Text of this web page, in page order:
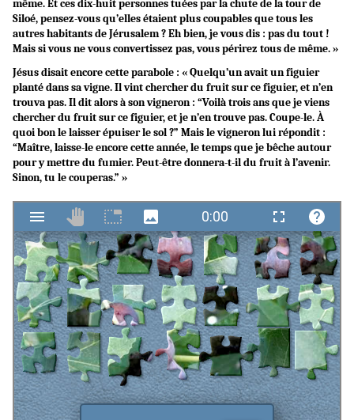
même. Et ces dix-huit personnes tuées par la chute de la tour de
Siloé, pensez-vous qu’elles étaient plus coupables que tous les
autres habitants de Jérusalem ? Eh bien, je vous dis : pas du tout !
Mais si vous ne vous convertissez pas, vous périrez tous de même. »
Jésus disait encore cette parabole : « Quelqu’un avait un figuier
planté dans sa vigne. Il vint chercher du fruit sur ce figuier, et n’en
trouva pas. Il dit alors à son vigneron : “Voilà trois ans que je viens
chercher du fruit sur ce figuier, et je n’en trouve pas. Coupe-le. À
quoi bon le laisser épuiser le sol ?” Mais le vigneron lui répondit :
“Maître, laisse-le encore cette année, le temps que je bêche autour
pour y mettre du fumier. Peut-être donnera-t-il du fruit à l’avenir.
Sinon, tu le couperas.” »